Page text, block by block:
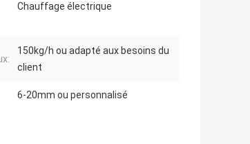
Chauffage électrique
150kg/h ou adapté aux besoins du
client
6-20mm ou personnalisé